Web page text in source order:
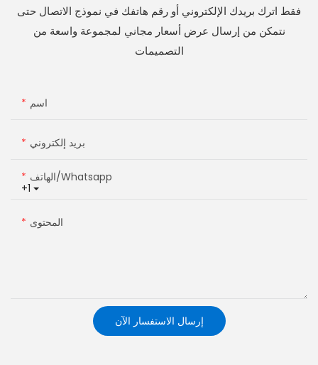
فقط اترك بريدك الإلكتروني أو رقم هاتفك في نموذج الاتصال حتى
نتمكن من إرسال عرض أسعار مجاني لمجموعة واسعة من
التصميمات
اسم
بريد إلكتروني
+1
الهاتف/whatsapp
المحتوى
إرسال الاستفسار الآن